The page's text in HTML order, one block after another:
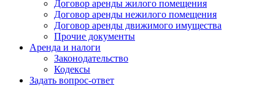
Договор аренды жилого помещения
Договор аренды нежилого помещения
Договор аренды движимого имущества
Прочие документы
Аренда и налоги
Законодательство
Кодексы
Задать вопрос-ответ